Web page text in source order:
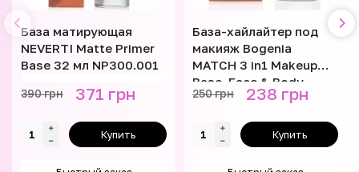
База матирующая
NEVERTI Matte Primer
Base 32 мл NP300.001
390 грн 371 грн
Купить
База-хайлайтер под
макияж Bogenia
MATCH 3 in1 Makeup
Base, Face & Body
Highlighter 35 мл
250 грн 238 грн
Купить